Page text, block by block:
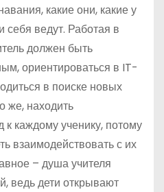
какие они, какие у
себя ведут. Работая в
должен быть
ориентироваться в IT-
в поиске новых
же, находить
каждому ученику, потому
взаимодействовать с их
– душа учителя
ведь дети открывают